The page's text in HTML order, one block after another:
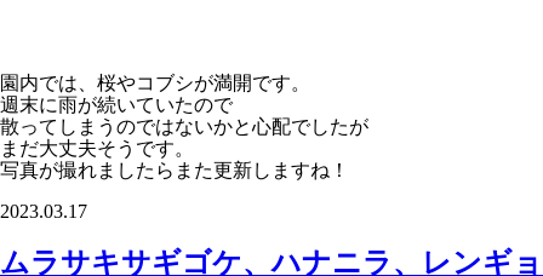
園内では、桜やコブシが満開です。
週末に雨が続いていたので
散ってしまうのではないかと心配でしたが
まだ大丈夫そうです。
写真が撮れましたらまた更新しますね！
2023.03.17
ムラサキサギゴケ、ハナニラ、レンギョ